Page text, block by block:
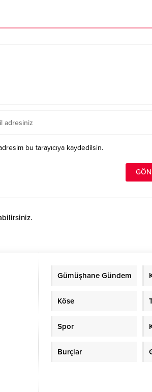
bu tarayıcıya kaydedilsin.
Gümüşhane Gündem
Köse
Spor
Burçlar